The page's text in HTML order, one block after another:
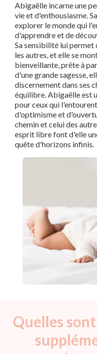
Abigaëlle incarne une
vie et d'enthousiasme.
explorer le monde qui
d'apprendre et de
Sa sensibilité lui permet
les autres, et elle se
bienveillante, prête à
d'une grande sagesse,
discernement dans ses
équilibre. Abigaëlle est
pour ceux qui
d'optimisme et
chemin et celui des
esprit libre font d'elle
quête d'horizons infinis.
Quelles